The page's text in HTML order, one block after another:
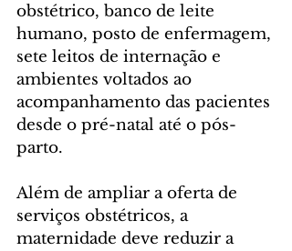
obstétrico, banco de leite
humano, posto de enfermagem,
sete leitos de internação e
ambientes voltados ao
acompanhamento das pacientes
desde o pré-natal até o pós-
parto.
Além de ampliar a oferta de
serviços obstétricos, a
maternidade deve reduzir a